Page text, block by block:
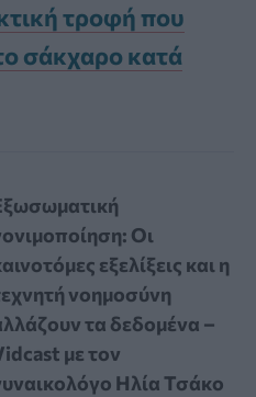
τροφή που
σάκχαρο κατά
Οι
εξελίξεις και η
νοημοσύνη
τα δεδομένα –
με τον
Ηλία Τσάκο